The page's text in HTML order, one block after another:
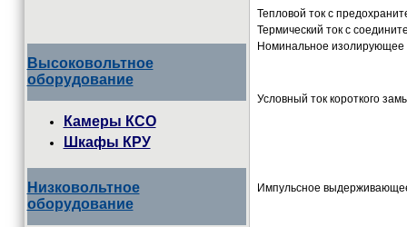
Высоковольтное
оборудование
Камеры КСО
Шкафы КРУ
Низковольтное
оборудование
Тепловой ток с
Термический ток с
Номинальное изолирующее
Условный ток короткого
Импульсное